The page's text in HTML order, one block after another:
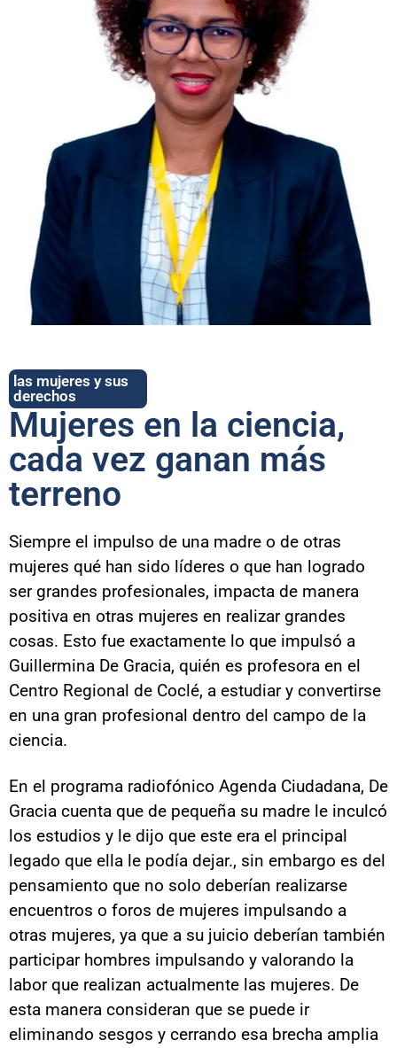
las mujeres y sus
derechos
Mujeres en la ciencia,
cada vez ganan más
terreno
Siempre el impulso de una madre o de otras
mujeres qué han sido líderes o que han logrado
ser grandes profesionales, impacta de manera
positiva en otras mujeres en realizar grandes
cosas. Esto fue exactamente lo que impulsó a
Guillermina De Gracia, quién es profesora en el
Centro Regional de Coclé, a estudiar y convertirse
en una gran profesional dentro del campo de la
ciencia.
En el programa radiofónico Agenda Ciudadana, De
Gracia cuenta que de pequeña su madre le inculcó
los estudios y le dijo que este era el principal
legado que ella le podía dejar., sin embargo es del
pensamiento que no solo deberían realizarse
encuentros o foros de mujeres impulsando a
otras mujeres, ya que a su juicio deberían también
participar hombres impulsando y valorando la
labor que realizan actualmente las mujeres. De
esta manera consideran que se puede ir
eliminando sesgos y cerrando esa brecha amplia